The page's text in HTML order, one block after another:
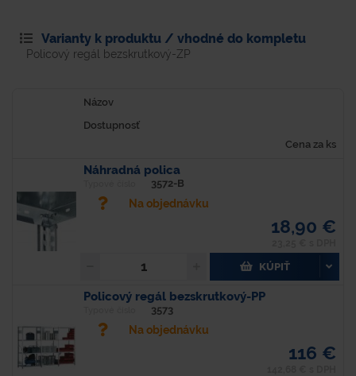
Varianty k produktu / vhodné do kompletu
Policový regál bezskrutkový-ZP
Názov
Dostupnosť
Cena za ks
Náhradná polica
3572-B
Na objednávku
18,90 €
KÚPIŤ
Policový regál bezskrutkový-PP
3573
Na objednávku
116 €